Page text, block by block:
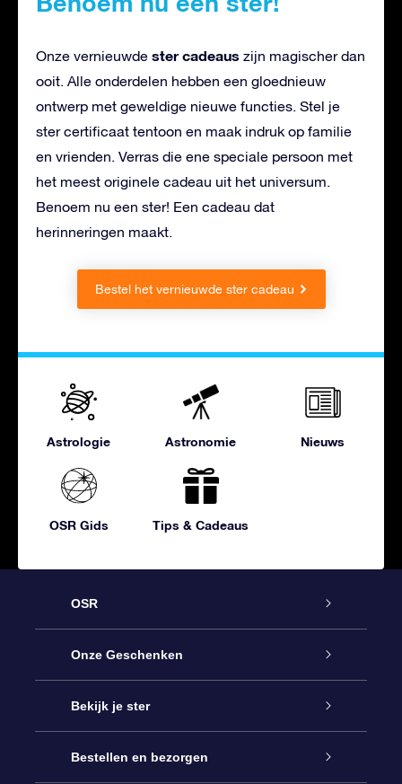
Onze vernieuwde ster cadeaus zijn magischer dan
ooit. Alle onderdelen hebben een gloednieuw
ontwerp met geweldige nieuwe functies. Stel je
ster certificaat tentoon en maak indruk op familie
en vrienden. Verras die ene speciale persoon met
het meest originele cadeau uit het universum.
Benoem nu een ster! Een cadeau dat
herinneringen maakt.
Bestel het vernieuwde ster cadeau
Astrologie Astronomie Nieuws
OSR Gids Tips & Cadeaus
OSR
Service
Contact
Blog
Onze Geschenken
Online Star Gift
OSR Cadeaupakket
Bekijk je ster
Sterrenregister
Bestellen en bezorgen